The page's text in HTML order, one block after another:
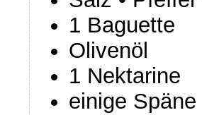
1 Baguette
Olivenöl
1 Nektarine
einige